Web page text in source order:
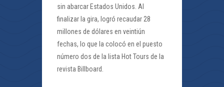
sin abarcar Estados Unidos. Al
finalizar la gira, logró recaudar 28
millones de dólares en veintiún
fechas, lo que la colocó en el puesto
número dos de la lista Hot Tours de la
revista Billboard.